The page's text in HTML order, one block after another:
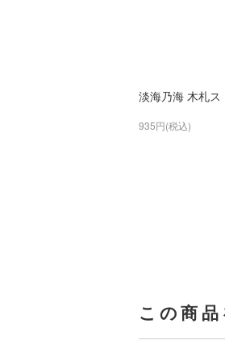
淡海乃海 木札ス
935円(税込)
この商